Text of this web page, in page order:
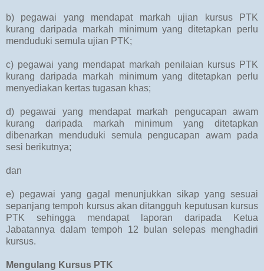
b) pegawai yang mendapat markah ujian kursus PTK
kurang daripada markah minimum yang ditetapkan perlu
menduduki semula ujian PTK;
c) pegawai yang mendapat markah penilaian kursus PTK
kurang daripada markah minimum yang ditetapkan perlu
menyediakan kertas tugasan khas;
d) pegawai yang mendapat markah pengucapan awam
kurang daripada markah minimum yang ditetapkan
dibenarkan menduduki semula pengucapan awam pada
sesi berikutnya;
dan
e) pegawai yang gagal menunjukkan sikap yang sesuai
sepanjang tempoh kursus akan ditangguh keputusan kursus
PTK sehingga mendapat laporan daripada Ketua
Jabatannya dalam tempoh 12 bulan selepas menghadiri
kursus.
Mengulang Kursus PTK